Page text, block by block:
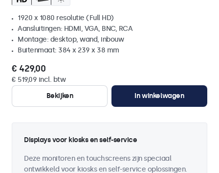
1920 x 1080 resolutie (Full HD)
Aansluitingen: HDMI, VGA, BNC, RCA
Montage: desktop, wand, inbouw
Buitenmaat: 384 x 239 x 38 mm
€ 429,00
€ 519,09 incl. btw
Bekijken
In winkelwagen
Displays voor kiosks en self-service
Deze monitoren en touchscreens zijn speciaal
ontwikkeld voor kiosks en self-service oplossingen.